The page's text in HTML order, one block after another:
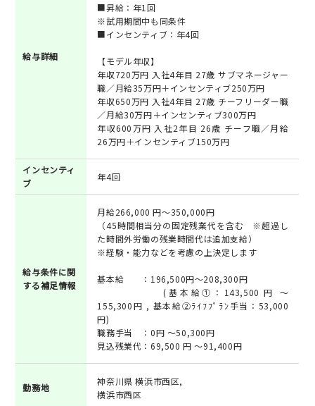
給与詳細
■昇給：年1回
※試用期間中も同条件
■インセンティブ：年4回
【モデル年収】
年収720万円 入社4年目 27歳 サブマネージャー
職／月給35万円＋インセンティブ250万円
年収650万円 入社4年目 27歳 チーフリーダー職
／月給30万円＋インセンティブ300万円
年収600万円 入社2年目 26歳 チーフ職／月給
26万円＋インセンティブ150万円
インセンティ
ブ
年4回
給与条件に関
する補足情報
月給266,000 円～350,000円
（45時間相当分の固定残業代を含む ※超過し
た時間外労働の残業時間代は追加支給）
※経験・能力などを考慮の上決定します
基本給 ：196,500円～208,300円
(基本給①：143,500 円 ～
155,300円 , 基本給②ﾗｲﾌﾌﾟﾗﾝ手当：53,000
円)
職務手当 ：0円 ～50,300円
見込残業代：69,500 円 ～91,400円
勤務地
神奈川県 横浜市西区,
横浜市西区